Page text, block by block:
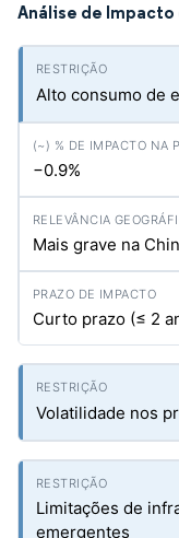
Análise de
Alto consumo de
−0.9%
Mais grave na
Curto prazo (≤ 2
Volatilidade nos
Limitações de
emergentes